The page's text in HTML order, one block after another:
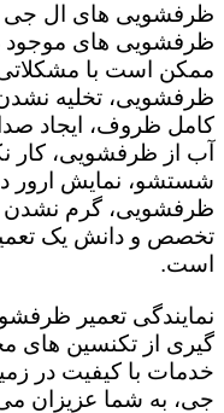
ظرفشویی های ال جی
ظرفشویی های موجود
ممکن است با
ظرفشویی، تخلیه
کامل ظروف، ایجاد
آب از ظرفشویی، کار
شستشو، نمایش ارور
ظرفشویی، گرم نشدن
تخصص و دانش یک
است.
نمایندگی تعمیر
گیری از تکنسین های
خدمات با کیفیت در
جی، به شما عزیزان